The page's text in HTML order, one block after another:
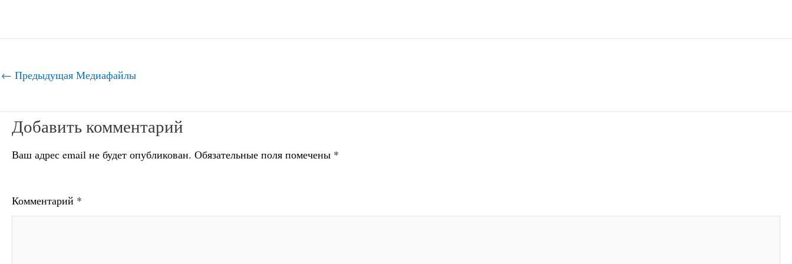
← Предыдущая Медиафайлы
Добавить комментарий
Ваш адрес email не будет опубликован. Обязательные поля помечены *
Комментарий *